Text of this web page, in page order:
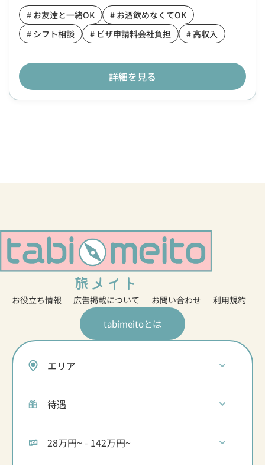
# お友達と一緒OK
# お酒飲めなくてOK
# シフト相談
# ビザ申請料会社負担 # 高収入
詳細を見る
お役立ち情報 広告掲載について お問い合わせ 利用規約
tabimeitoとは